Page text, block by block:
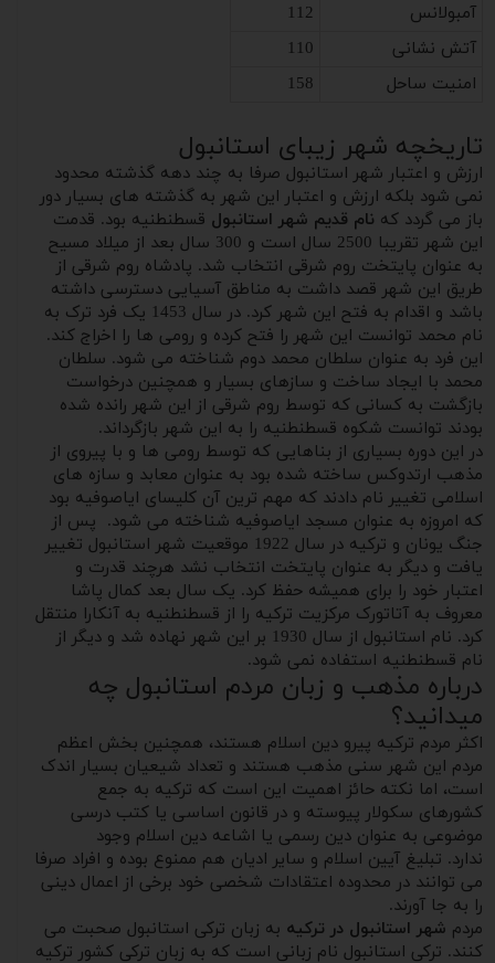
آمبولانس
112
آتش نشانی
110
امنیت ساحل
158
تاریخچه شهر زیبای استانبول
ارزش و اعتبار شهر استانبول صرفا به چند دهه گذشته محدود
نمی شود بلکه ارزش و اعتبار این شهر به گذشته های بسیار دور
باز می گردد که نام قدیم شهر استانبول قسطنطنیه بود. قدمت
این شهر تقریبا 2500 سال است و 300 سال بعد از میلاد مسیح
به عنوان پایتخت روم شرقی انتخاب شد. پادشاه روم شرقی از
طریق این شهر قصد داشت به مناطق آسیایی دسترسی داشته
باشد و اقدام به فتح این شهر کرد. در سال 1453 یک فرد ترک به
نام محمد توانست این شهر را فتح کرده و رومی ها را اخراج کند.
این فرد به عنوان سلطان محمد دوم شناخته می شود. سلطان
محمد با ایجاد ساخت و سازهای بسیار و همچنین درخواست
بازگشت به کسانی که توسط روم شرقی از این شهر رانده شده
بودند توانست شکوه قسطنطنیه را به این شهر بازگرداند.
در این دوره بسیاری از بناهایی که توسط رومی ها و با پیروی از
مذهب ارتدوکس ساخته شده بود به عنوان معابد و سازه های
اسلامی تغییر نام دادند که مهم ترین آن کلیسای ایاصوفیه بود
که امروزه به عنوان مسجد ایاصوفیه شناخته می شود. پس از
جنگ یونان و ترکیه در سال 1922 موقعیت شهر استانبول تغییر
یافت و دیگر به عنوان پایتخت انتخاب نشد هرچند قدرت و
اعتبار خود را برای همیشه حفظ کرد. یک سال بعد کمال پاشا
معروف به آتاتورک مرکزیت ترکیه را از قسطنطنیه به آنکارا منتقل
کرد. نام استانبول از سال 1930 بر این شهر نهاده شد و دیگر از
نام قسطنطنیه استفاده نمی شود.
درباره مذهب و زبان مردم استانبول چه
میدانید؟
اکثر مردم ترکیه پیرو دین اسلام هستند، همچنین بخش اعظم
مردم این شهر سنی مذهب هستند و تعداد شیعیان بسیار اندک
است، اما نکته حائز اهمیت این است که ترکیه به جمع
کشورهای سکولار پیوسته و در قانون اساسی یا کتب درسی
موضوعی به عنوان دین رسمی یا اشاعه دین اسلام وجود
ندارد. تبلیغ آیین اسلام و سایر ادیان هم ممنوع بوده و افراد صرفا
می توانند در محدوده اعتقادات شخصی خود برخی از اعمال دینی
را به جا آورند.
مردم شهر استانبول در ترکیه به زبان ترکی استانبول صحبت می
کنند. ترکی استانبول نام زبانی است که به زبان ترکی کشور ترکیه